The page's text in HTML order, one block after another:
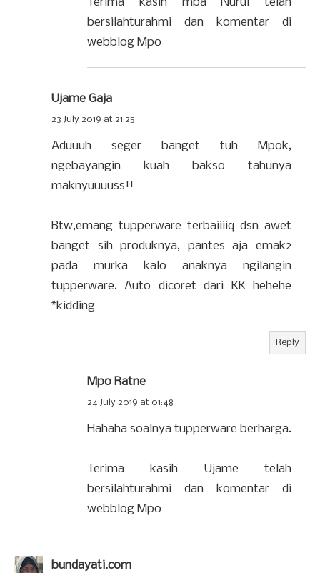
bersilahturahmi dan komentar di
webblog Mpo
Ujame Gaja
23 July 2019 at 21:25
Aduuuh seger banget tuh Mpok,
ngebayangin kuah bakso tahunya
maknyuuuuss!!
Btw,emang tupperware terbaiiiiq dsn awet
banget sih produknya, pantes aja emak2
pada murka kalo anaknya ngilangin
tupperware. Auto dicoret dari KK hehehe
*kidding
Reply
Mpo Ratne
24 July 2019 at 01:48
Hahaha soalnya tupperware berharga.
Terima kasih Ujame telah
bersilahturahmi dan komentar di
webblog Mpo
bundayati.com